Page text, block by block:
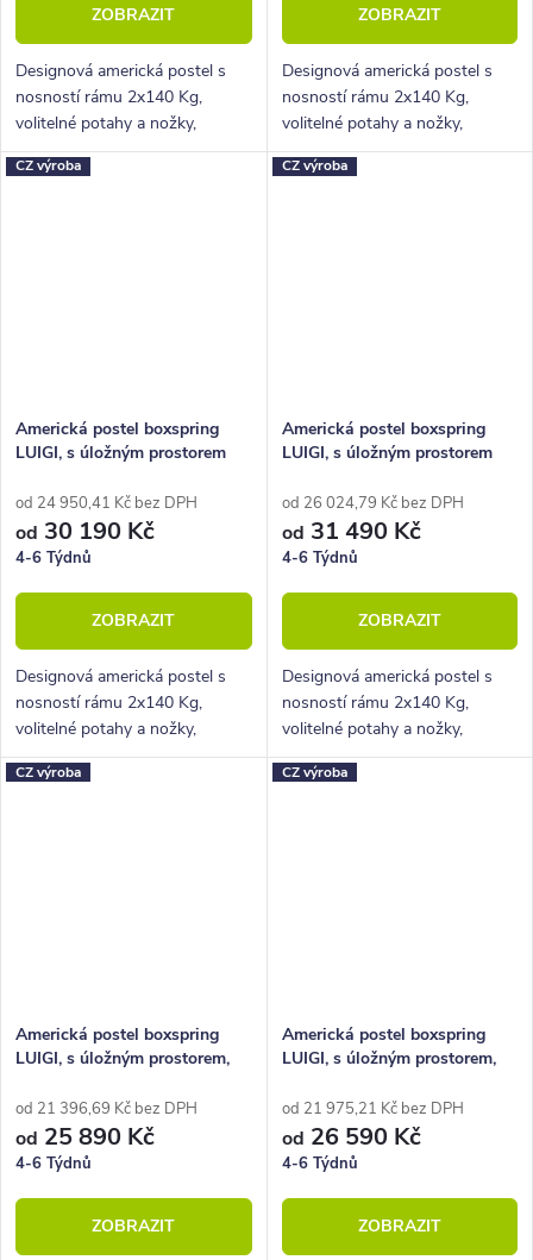
ZOBRAZIT
Designová americká postel s
nosností rámu 2x140 Kg,
volitelné potahy a nožky,
hluboký úložný prostor.
ZOBRAZIT
Designová americká postel s
nosností rámu 2x140 Kg,
volitelné potahy a nožky,
hluboký úložný prostor.
CZ výroba
Americká postel boxspring
LUIGI, s úložným prostorem
od 24 950,41 Kč bez DPH
od 30 190 Kč
4-6 Týdnů
ZOBRAZIT
Designová americká postel s
nosností rámu 2x140 Kg,
volitelné potahy a nožky,
hluboký úložný prostor.
CZ výroba
Americká postel boxspring
LUIGI, s úložným prostorem
od 26 024,79 Kč bez DPH
od 31 490 Kč
4-6 Týdnů
ZOBRAZIT
Designová americká postel s
nosností rámu 2x140 Kg,
volitelné potahy a nožky,
hluboký úložný prostor.
CZ výroba
Americká postel boxspring
LUIGI, s úložným prostorem,
od 21 396,69 Kč bez DPH
od 25 890 Kč
4-6 Týdnů
ZOBRAZIT
CZ výroba
Americká postel boxspring
LUIGI, s úložným prostorem,
od 21 975,21 Kč bez DPH
od 26 590 Kč
4-6 Týdnů
ZOBRAZIT